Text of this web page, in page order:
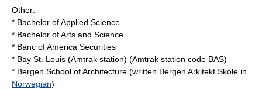
Other:
* Bachelor of Applied Science
* Bachelor of Arts and Science
* Banc of America Securities
* Bay St. Louis (Amtrak station) (Amtrak station code BAS)
* Bergen School of Architecture (written Bergen Arkitekt Skole in
Norwegian)